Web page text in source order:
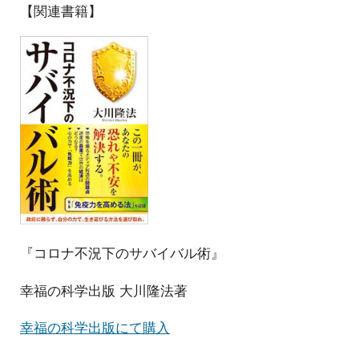
【関連書籍】
『コロナ不況下のサバイバル術』
幸福の科学出版 大川隆法著
幸福の科学出版にて購入